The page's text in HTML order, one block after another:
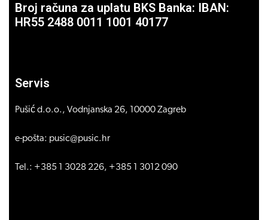
Broj računa za uplatu BKS Banka: IBAN:
HR55 2488 0011 1001 40177
Servis
Pušić d.o.o., Vodnjanska 26, 10000 Zagreb
e-pošta: pusic@pusic.hr
Tel.: +385 1 3028 226, +385 1 3012 090